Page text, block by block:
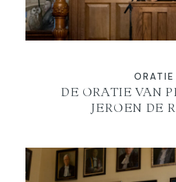
ORATIE
DE ORATIE VAN
JEROEN DE